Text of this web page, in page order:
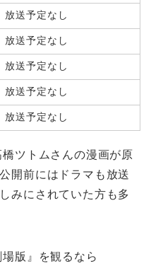
送予定なし
送予定なし
送予定なし
送予定なし
送予定なし
橋ツトムさんの漫画が原
開前にはドラマも放送
みにされていた方も多
版』を観るなら